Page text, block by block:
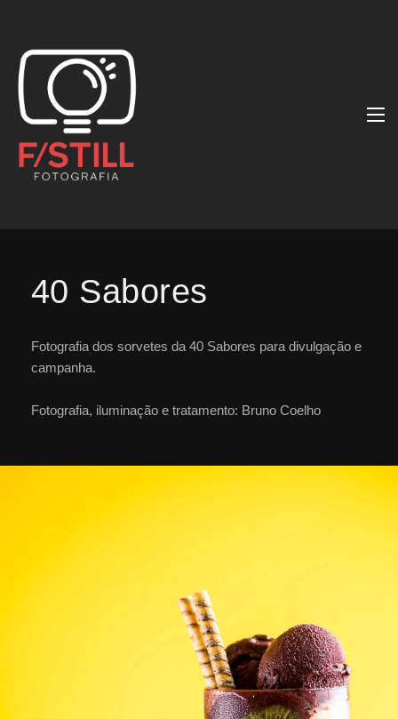
40 Sabores
Fotografia dos sorvetes da 40 Sabores para divulgação e
campanha.
Fotografia, iluminação e tratamento: Bruno Coelho